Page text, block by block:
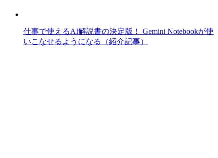
仕事で使えるAI解説書の決定版！ Gemini Notebookが使
いこなせるようになる（紹介記事）